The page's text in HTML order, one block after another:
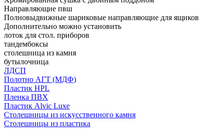
Направляющие пвш
Полновыдвижные шариковые направляющие для ящиков
Дополнительно можно установить
лоток для стол. приборов
тандембоксы
столешница из камня
бутылочница
ЛДСП
Полотно АГТ (МДФ)
Пластик HPL
Пленка ПВХ
Пластик Alvic Luxe
Столешницы из искусственного камня
Столешницы из пластика